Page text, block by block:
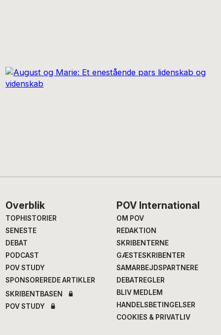
Footer
Overblik
TOPHISTORIER
SENESTE
DEBAT
PODCAST
POV STUDY
SPONSOREREDE ARTIKLER
SKRIBENTBASEN
POV STUDY
POV International
OM POV
REDAKTION
SKRIBENTERNE
GÆSTESKRIBENTER
SAMARBEJDSPARTNERE
DEBATREGLER
BLIV MEDLEM
HANDELSBETINGELSER
COOKIES & PRIVATLIV